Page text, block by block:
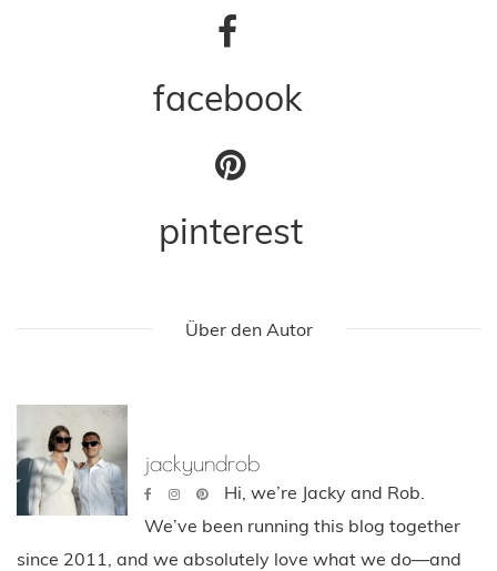
facebook
pinterest
Über den Autor
jackyundrob
Hi, we’re Jacky and Rob.
We’ve been running this blog together
since 2011, and we absolutely love what we do—and